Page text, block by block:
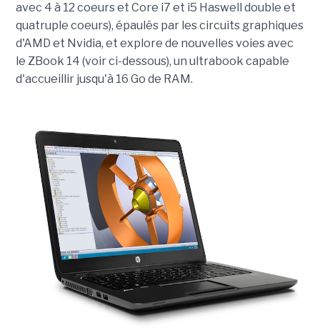
avec 4 à 12 coeurs et Core i7 et i5 Haswell double et
quatruple coeurs), épaulés par les circuits graphiques
d'AMD et Nvidia, et explore de nouvelles voies avec
le ZBook 14 (voir ci-dessous), un ultrabook capable
d'accueillir jusqu'à 16 Go de RAM.